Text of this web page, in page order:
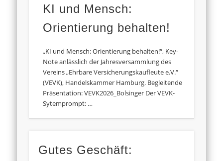
KI und Mensch:
Orientierung behalten!
„KI und Mensch: Orientierung behalten!“, Key-
Note anlässlich der Jahresversammlung des
Vereins „Ehrbare Versicherungskaufleute e.V.“
(VEVK), Handelskammer Hamburg. Begleitende
Präsentation: VEVK2026_Bolsinger Der VEVK-
Sytemprompt: …
Gutes Geschäft: